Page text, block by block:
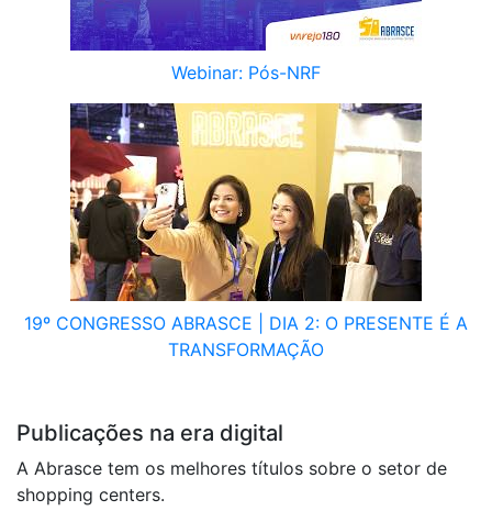
Webinar: Pós-NRF
19º CONGRESSO ABRASCE | DIA 2: O PRESENTE É A
TRANSFORMAÇÃO
Publicações na era digital
A Abrasce tem os melhores títulos sobre o setor de
shopping centers.